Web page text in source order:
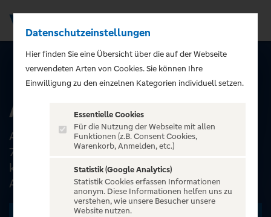
ALLE EVENTS
ABBA Fever
Abbafever- das Original aus Hamburg mit ihren
7 Vollblutmusikern begeistern mit Abba wie
keine andere Band. Der Titel: beste
Abbatributeband haben sie...
Datenschutzeinstellungen
Hier finden Sie eine Übersicht über die auf der Webseite
verwendeten Arten von Cookies. Sie können Ihre
Einwilligung zu den einzelnen Kategorien individuell setzen.
Essentielle Cookies
Für die Nutzung der Webseite mit allen
Funktionen (z.B. Consent Cookies,
Warenkorb, Anmelden, etc.)
Statistik (Google Analytics)
Statistik Cookies erfassen Informationen
anonym. Diese Informationen helfen uns zu
verstehen, wie unsere Besucher unsere
Website nutzen.